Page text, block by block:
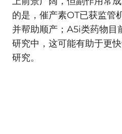
的是，催产素OT已获监管
并帮助顺产；A5i类药物目
研究中，这可能有助于更
研究。